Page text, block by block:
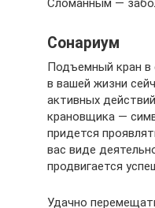
Сонариум
Подъемный кран в
в вашей жизни
активных
крановщика —
придется
вас виде
продвигается
Удачно